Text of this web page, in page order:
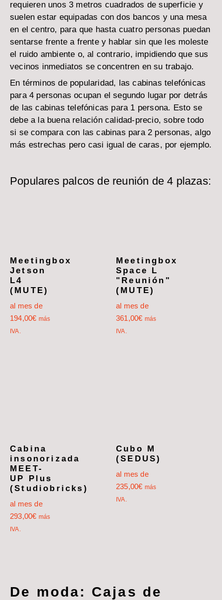
requieren unos 3 metros cuadrados de superficie y
suelen estar equipadas con dos bancos y una mesa
en el centro, para que hasta cuatro personas puedan
sentarse frente a frente y hablar sin que les moleste
el ruido ambiente o, al contrario, impidiendo que sus
vecinos inmediatos se concentren en su trabajo.
En términos de popularidad, las cabinas telefónicas
para 4 personas ocupan el segundo lugar por detrás
de las cabinas telefónicas para 1 persona. Esto se
debe a la buena relación calidad-precio, sobre todo
si se compara con las cabinas para 2 personas, algo
más estrechas pero casi igual de caras, por ejemplo.
Populares palcos de reunión de 4 plazas:
Meetingbox
Jetson
L4
(MUTE)
al mes de
194,00€ más
IVA.
Meetingbox
Space L
"Reunión"
(MUTE)
al mes de
361,00€ más
IVA.
Cabina
insonorizada
MEET-
UP Plus
(Studiobricks)
al mes de
293,00€ más
IVA.
Cubo M
(SEDUS)
al mes de
235,00€ más
IVA.
De moda: Cajas de